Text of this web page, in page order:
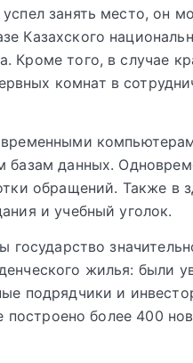
занять место, он
Казахского
Кроме того, в случае
комнат в
базам данных.
обращений. Также в
и учебный уголок.
государство
жилья: были
подрядчики и
построено более 400